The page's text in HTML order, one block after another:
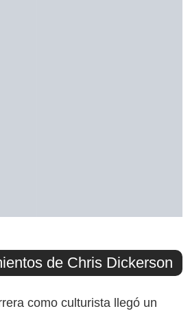
de Chris Dickerson
como culturista llegó un